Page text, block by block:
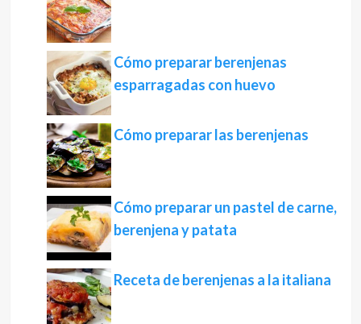
Cómo preparar berenjenas
esparragadas con huevo
Cómo preparar las berenjenas
Cómo preparar un pastel de carne,
berenjena y patata
Receta de berenjenas a la italiana